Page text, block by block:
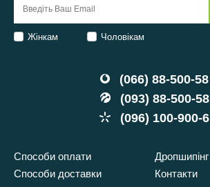
(066) 88-500-58
(093) 88-500-58
(096) 100-900-6
Способи оплати
Способи доставки
Дропшипінг
Контакти
Жінкам Чоловікам